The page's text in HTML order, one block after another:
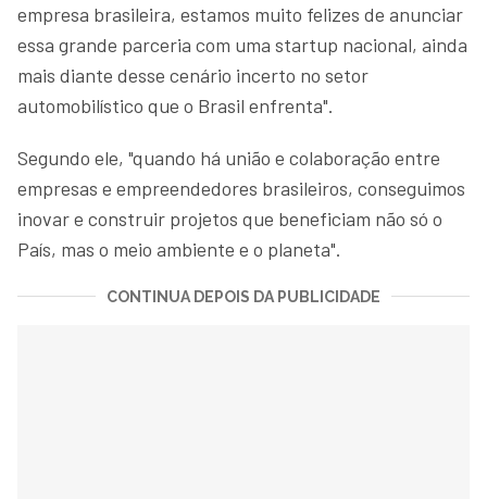
empresa brasileira, estamos muito felizes de anunciar
essa grande parceria com uma startup nacional, ainda
mais diante desse cenário incerto no setor
automobilístico que o Brasil enfrenta".
Segundo ele, "quando há união e colaboração entre
empresas e empreendedores brasileiros, conseguimos
inovar e construir projetos que beneficiam não só o
País, mas o meio ambiente e o planeta".
CONTINUA DEPOIS DA PUBLICIDADE